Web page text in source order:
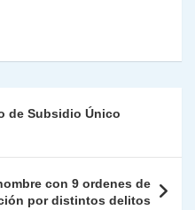
y
n
k
l
l
de Subsidio Único
con 9 ordenes de
por distintos delitos